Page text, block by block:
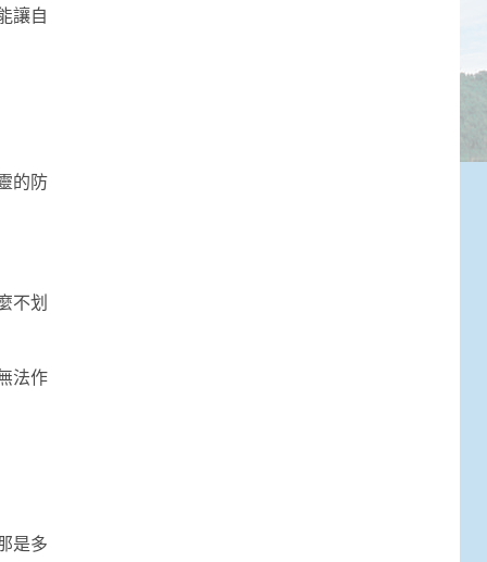
讓自
的防
不划
法作
是多